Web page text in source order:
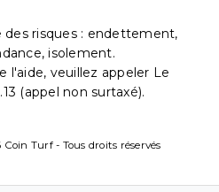
risques : endettement,
isolement.
l'aide, veuillez appeler Le
(appel non surtaxé).
Turf - Tous droits réservés